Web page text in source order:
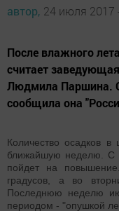
автор, 24 июля 2017
После влажного
считает
Людмила Паршина.
сообщила она
Количество осадков в
ближайшую неделю. С
пойдет на
градусов, а во
Последнюю неделю
периодом - "опушкой